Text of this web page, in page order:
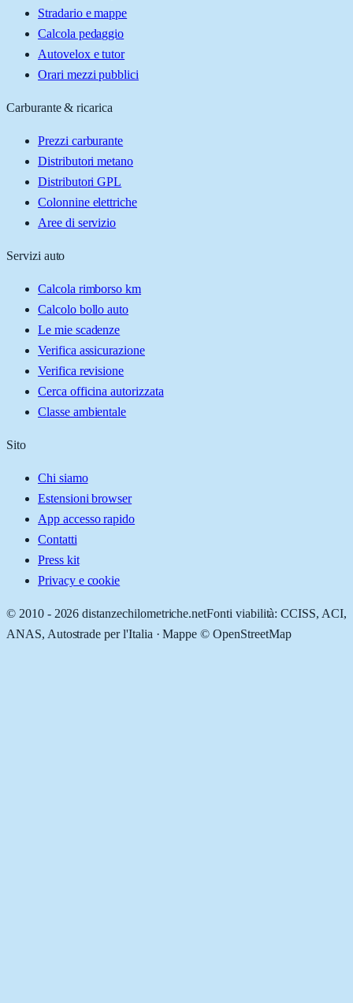
Stradario e mappe
Calcola pedaggio
Autovelox e tutor
Orari mezzi pubblici
Carburante & ricarica
Prezzi carburante
Distributori metano
Distributori GPL
Colonnine elettriche
Aree di servizio
Servizi auto
Calcola rimborso km
Calcolo bollo auto
Le mie scadenze
Verifica assicurazione
Verifica revisione
Cerca officina autorizzata
Classe ambientale
Sito
Chi siamo
Estensioni browser
App accesso rapido
Contatti
Press kit
Privacy e cookie
© 2010 - 2026 distanzechilometriche.netFonti viabilità: CCISS, ACI,
ANAS, Autostrade per l'Italia · Mappe © OpenStreetMap